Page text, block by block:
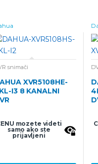
snimači
XVR5108HE-
I3 8 KANALNI
mozete videti
samo ako ste
prijavljeni